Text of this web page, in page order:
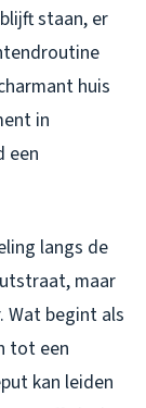
staan, er
huis
in
een
langs de
maar
Wat begint als
tot een
kan leiden